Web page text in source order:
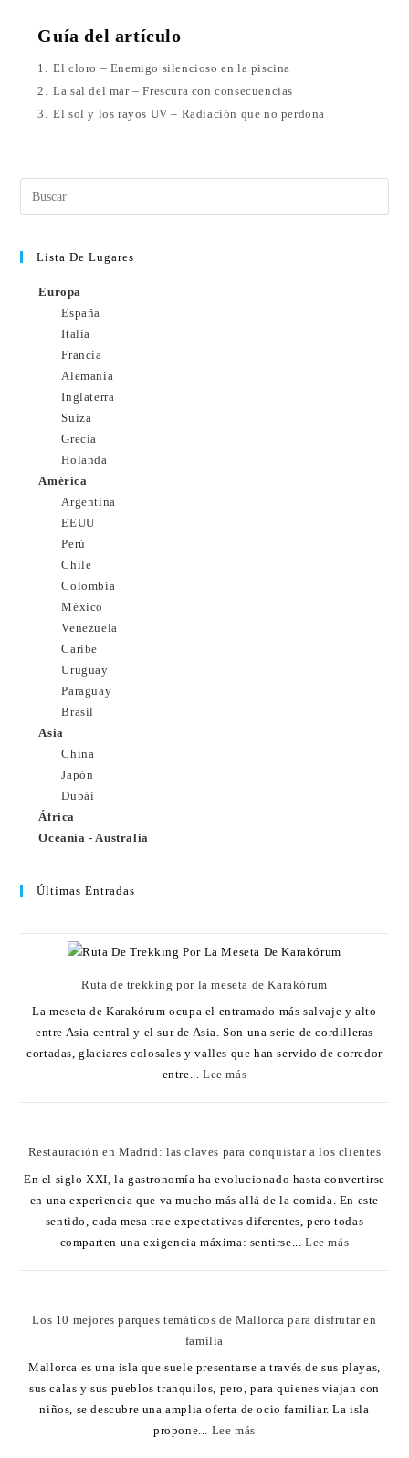
Guía del artículo
1. El cloro – Enemigo silencioso en la piscina
2. La sal del mar – Frescura con consecuencias
3. El sol y los rayos UV – Radiación que no perdona
Lista De Lugares
Europa
España
Italia
Francia
Alemania
Inglaterra
Suiza
Grecia
Holanda
América
Argentina
EEUU
Perú
Chile
Colombia
México
Venezuela
Caribe
Uruguay
Paraguay
Brasil
Asia
China
Japón
Dubái
África
Oceanía - Australia
Últimas Entradas
Ruta de trekking por la meseta de Karakórum
La meseta de Karakórum ocupa el entramado más salvaje y alto
entre Asia central y el sur de Asia. Son una serie de cordilleras
cortadas, glaciares colosales y valles que han servido de corredor
entre...Lee más
Restauración en Madrid: las claves para conquistar a los clientes
En el siglo XXI, la gastronomía ha evolucionado hasta convertirse
en una experiencia que va mucho más allá de la comida. En este
sentido, cada mesa trae expectativas diferentes, pero todas
comparten una exigencia máxima: sentirse...Lee más
Los 10 mejores parques temáticos de Mallorca para disfrutar en
familia
Mallorca es una isla que suele presentarse a través de sus playas,
sus calas y sus pueblos tranquilos, pero, para quienes viajan con
niños, se descubre una amplia oferta de ocio familiar. La isla
propone... Lee más